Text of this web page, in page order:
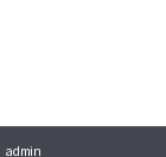
admin